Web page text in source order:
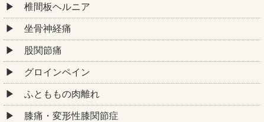
椎間板ヘルニア
坐骨神経痛
股関節痛
グロインペイン
ふとももの肉離れ
膝痛・変形性膝関節症